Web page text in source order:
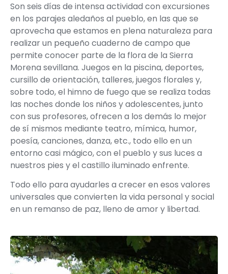
Son seis días de intensa actividad con excursiones
en los parajes aledaños al pueblo, en las que se
aprovecha que estamos en plena naturaleza para
realizar un pequeño cuaderno de campo que
permite conocer parte de la flora de la Sierra
Morena sevillana. Juegos en la piscina, deportes,
cursillo de orientación, talleres, juegos florales y,
sobre todo, el himno de fuego que se realiza todas
las noches donde los niños y adolescentes, junto
con sus profesores, ofrecen a los demás lo mejor
de sí mismos mediante teatro, mímica, humor,
poesía, canciones, danza, etc., todo ello en un
entorno casi mágico, con el pueblo y sus luces a
nuestros pies y el castillo iluminado enfrente.
Todo ello para ayudarles a crecer en esos valores
universales que convierten la vida personal y social
en un remanso de paz, lleno de amor y libertad.